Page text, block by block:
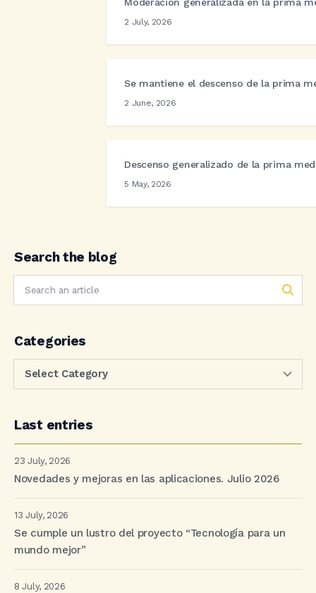
2 July, 2026
Se mantiene el descenso de la prima
2 June, 2026
Descenso generalizado de la prima
5 May, 2026
Search the blog
Categories
Last entries
23 July, 2026
Novedades y mejoras en las aplicaciones. Julio 2026
13 July, 2026
Se cumple un lustro del proyecto “Tecnología para un
mundo mejor”
8 July, 2026